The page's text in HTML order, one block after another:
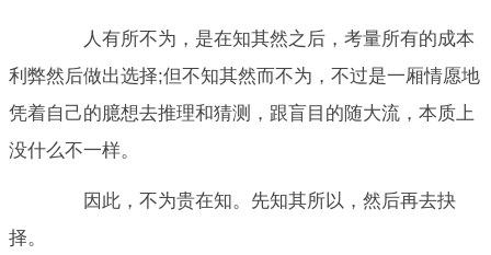
人有所不为，是在知其然之后，考量所有的成本
利弊然后做出选择;但不知其然而不为，不过是一厢情愿地
凭着自己的臆想去推理和猜测，跟盲目的随大流，本质上
没什么不一样。
因此，不为贵在知。先知其所以，然后再去抉
择。